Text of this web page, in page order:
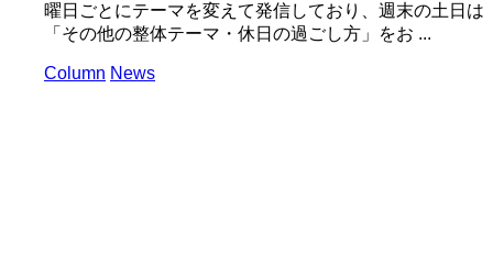
曜日ごとにテーマを変えて発信しており、週末の土日は
「その他の整体テーマ・休日の過ごし方」をお ...
Column News